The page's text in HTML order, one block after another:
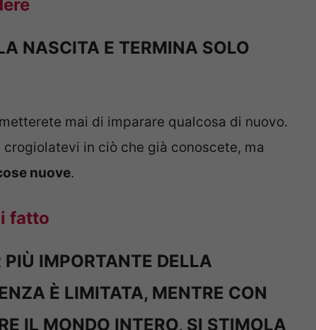
NASCITA E TERMINA SOLO
mai di imparare qualcosa di nuovo.
in ciò che già conoscete, ma
nuove.
fatto
IMPORTANTE DELLA
È LIMITATA, MENTRE CON
IL MONDO INTERO, SI STIMOLA